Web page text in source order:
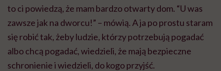
to ci powiedzą, że mam bardzo otwarty dom. “U was
zawsze jak na dworcu!” – mówią. A ja po prostu staram
się robić tak, żeby ludzie, którzy potrzebują pogadać
albo chcą pogadać, wiedzieli, że mają bezpieczne
schronienie i wiedzieli, do kogo przyjść.